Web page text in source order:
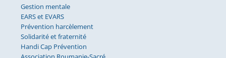
Gestion mentale
EARS et EVARS
Prévention harcèlement
Solidarité et fraternité
Handi Cap Prévention